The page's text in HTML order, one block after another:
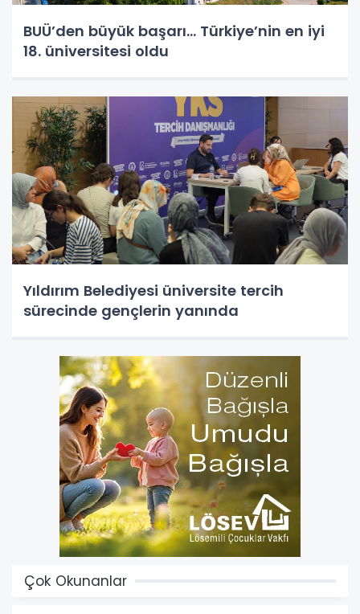
BUÜ’den büyük başarı... Türkiye’nin en iyi
18. üniversitesi oldu
Yıldırım Belediyesi üniversite tercih
sürecinde gençlerin yanında
Çok Okunanlar